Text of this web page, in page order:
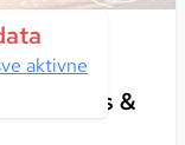
aktivne
u
mir,
Wellness &